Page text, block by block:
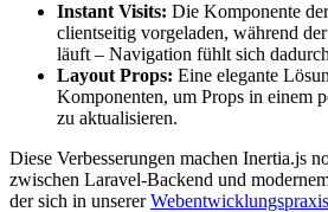
Instant Visits: Die Komponente
clientseitig vorgeladen, während
läuft – Navigation fühlt sich
Layout Props: Eine elegante
Komponenten, um Props in einem
zu aktualisieren.
Diese Verbesserungen machen Inertia.js
zwischen Laravel-Backend und
der sich in unsererWebentwicklungspraxis